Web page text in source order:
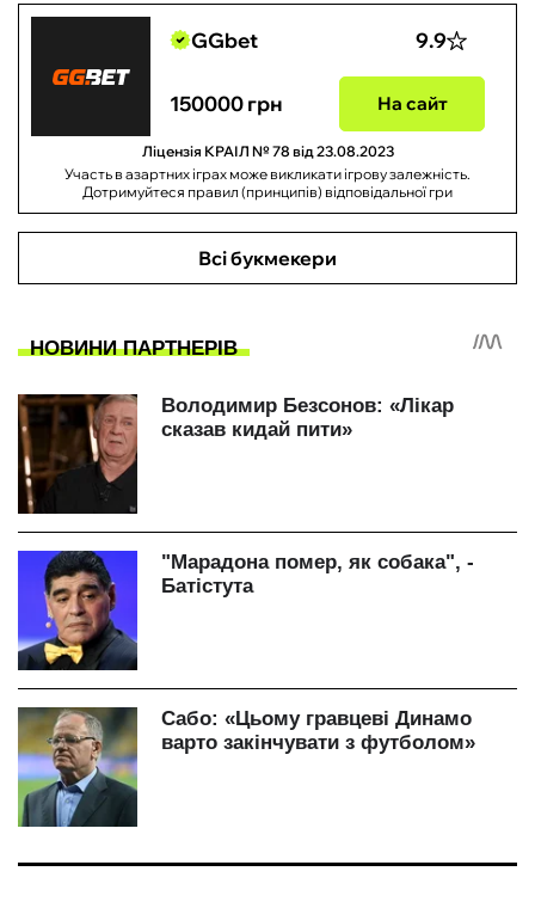
GGbet 9.9
150000 грн На сайт
Ліцензія КРАІЛ № 78 від 23.08.2023
Участь в азартних іграх може викликати ігрову залежність.
Дотримуйтеся правил (принципів) відповідальної гри
Всі букмекери